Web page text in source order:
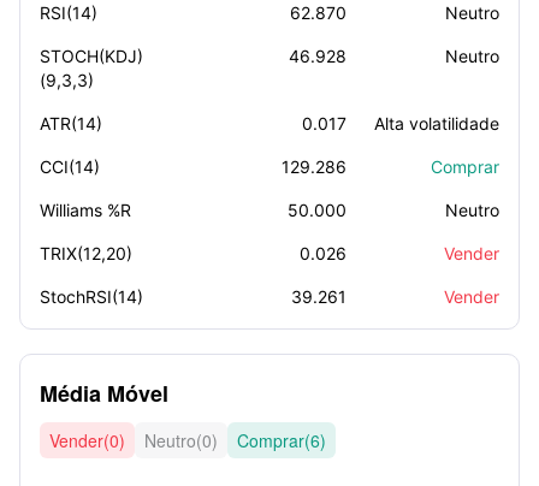
RSI(14) 62.870 Neutro
STOCH(KDJ)
(9,3,3)
46.928 Neutro
ATR(14) 0.017 Alta volatilidade
CCI(14) 129.286 Comprar
Williams %R 50.000 Neutro
TRIX(12,20) 0.026 Vender
StochRSI(14) 39.261 Vender
Média Móvel
Vender(0) Neutro(0) Comprar(6)